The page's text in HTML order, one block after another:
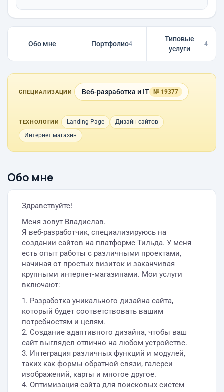
Обо мне Портфолио4
Типовые
услуги
4
СПЕЦИАЛИЗАЦИИ Веб-разработка и IT № 19377
ТЕХНОЛОГИИ Landing Page
Дизайн сайтов
Интернет магазин
Обо мне
Здравствуйте!
Меня зовут Владислав.
Я веб-разработчик, специализируюсь на
создании сайтов на платформе Тильда. У меня
есть опыт работы с различными проектами,
начиная от простых визиток и заканчивая
крупными интернет-магазинами. Мои услуги
включают:
1. Разработка уникального дизайна сайта,
который будет соответствовать вашим
потребностям и целям.
2. Создание адаптивного дизайна, чтобы ваш
сайт выглядел отлично на любом устройстве.
3. Интеграция различных функций и модулей,
таких как формы обратной связи, галереи
изображений, карты и многое другое.
4. Оптимизация сайта для поисковых систем